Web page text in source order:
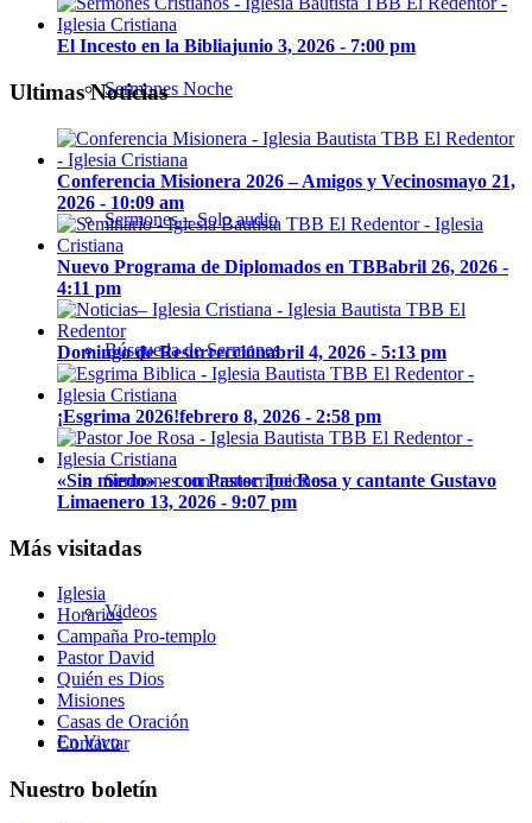
Sermones Noche
Sermones – Solo audio
Búsqueda de Sermones
Sermones con transcripciones
Videos
En Vivo
El Incesto en la Bibliajunio 3, 2026 - 7:00 pm
Ultimas Noticias
Conferencia Misionera 2026 – Amigos y Vecinosmayo 21,
2026 - 10:09 am
Nuevo Programa de Diplomados en TBBabril 26, 2026 -
4:11 pm
Domingo de Resurrecciónabril 4, 2026 - 5:13 pm
¡Esgrima 2026!febrero 8, 2026 - 2:58 pm
«Sin miedo» – con Pastor Joe Rosa y cantante Gustavo
Limaenero 13, 2026 - 9:07 pm
Más visitadas
Iglesia
Horarios
Campaña Pro-templo
Pastor David
Quién es Dios
Misiones
Casas de Oración
Contactar
Nuestro boletín